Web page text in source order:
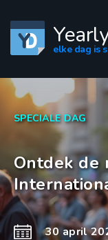
elke dag is
SPECIALE DAG
Ontdek de
30 april